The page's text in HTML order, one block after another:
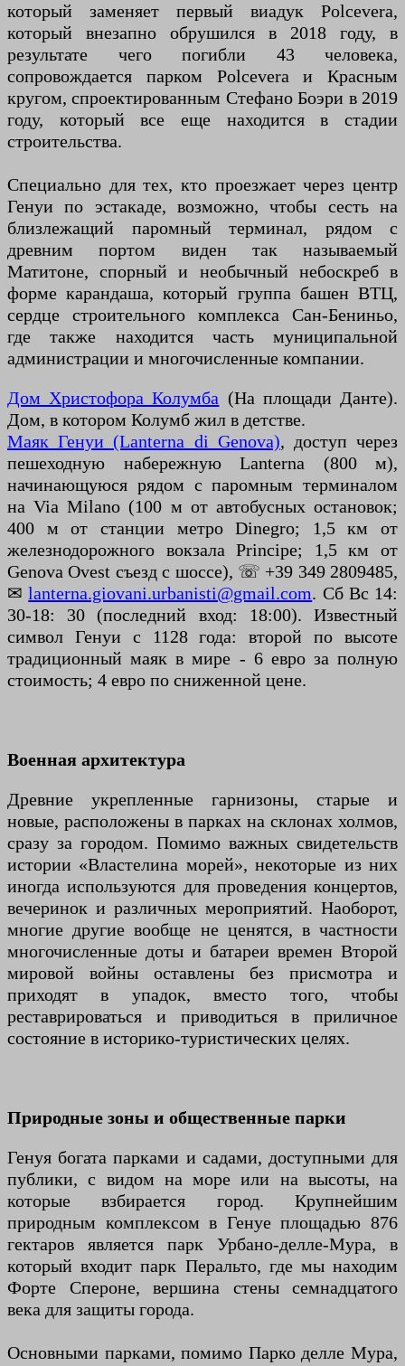
который заменяет первый виадук Polcevera,
который внезапно обрушился в 2018 году, в
результате чего погибли 43 человека,
сопровождается парком Polcevera и Красным
кругом, спроектированным Стефано Боэри в 2019
году, который все еще находится в стадии
строительства.
Специально для тех, кто проезжает через центр
Генуи по эстакаде, возможно, чтобы сесть на
близлежащий паромный терминал, рядом с
древним портом виден так называемый
Матитоне, спорный и необычный небоскреб в
форме карандаша, который группа башен ВТЦ,
сердце строительного комплекса Сан-Бениньо,
где также находится часть муниципальной
администрации и многочисленные компании.
Дом Христофора Колумба (На площади Данте).
Дом, в котором Колумб жил в детстве.
Маяк Генуи (Lanterna di Genova), доступ через
пешеходную набережную Lanterna (800 м),
начинающуюся рядом с паромным терминалом
на Via Milano (100 м от автобусных остановок;
400 м от станции метро Dinegro; 1,5 км от
железнодорожного вокзала Principe; 1,5 км от
Genova Ovest съезд с шоссе), ☏ +39 349 2809485,
✉lanterna.giovani.urbanisti@gmail.com. Сб Вс 14:
30-18: 30 (последний вход: 18:00). Известный
символ Генуи с 1128 года: второй по высоте
традиционный маяк в мире - 6 евро за полную
стоимость; 4 евро по сниженной цене.
Военная архитектура
Древние укрепленные гарнизоны, старые и
новые, расположены в парках на склонах холмов,
сразу за городом. Помимо важных свидетельств
истории «Властелина морей», некоторые из них
иногда используются для проведения концертов,
вечеринок и различных мероприятий. Наоборот,
многие другие вообще не ценятся, в частности
многочисленные доты и батареи времен Второй
мировой войны оставлены без присмотра и
приходят в упадок, вместо того, чтобы
реставрироваться и приводиться в приличное
состояние в историко-туристических целях.
Природные зоны и общественные парки
Генуя богата парками и садами, доступными для
публики, с видом на море или на высоты, на
которые взбирается город. Крупнейшим
природным комплексом в Генуе площадью 876
гектаров является парк Урбано-делле-Мура, в
который входит парк Перальто, где мы находим
Форте Спероне, вершина стены семнадцатого
века для защиты города.
Основными парками, помимо Парко делле Мура,